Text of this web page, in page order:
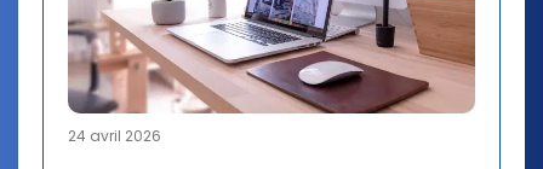
24 avril 2026